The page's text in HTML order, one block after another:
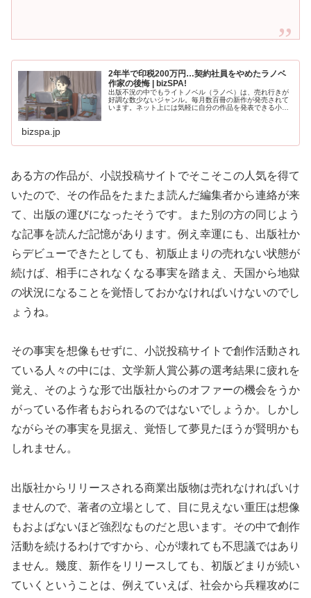
2年半で印税200万円…契約社員をやめたラノベ
作家の後悔 | bizSPA!
出版不況の中でもライトノベル（ラノベ）は、売れ行きが
好調な数少ないジャンル。毎月数百冊の新作が発売されて
います。ネット上には気軽に自分の作品を発表できる小説
bizspa.jp
ある方の作品が、小説投稿サイトでそこそこの人気を得て
いたので、その作品をたまたま読んだ編集者から連絡が来
て、出版の運びになったそうです。また別の方の同じよう
な記事を読んだ記憶があります。例え幸運にも、出版社か
らデビューできたとしても、初版止まりの売れない状態が
続けば、相手にされなくなる事実を踏まえ、天国から地獄
の状況になることを覚悟しておかなければいけないのでし
ょうね。
その事実を想像もせずに、小説投稿サイトで創作活動され
ている人々の中には、文学新人賞公募の選考結果に疲れを
覚え、そのような形で出版社からのオファーの機会をうか
がっている作者もおられるのではないでしょうか。しかし
ながらその事実を見据え、覚悟して夢見たほうが賢明かも
しれません。
出版社からリリースされる商業出版物は売れなければいけ
ませんので、著者の立場として、目に見えない重圧は想像
もおよばないほど強烈なものだと思います。その中で創作
活動を続けるわけですから、心が壊れても不思議ではあり
ません。幾度、新作をリリースしても、初版どまりが続い
ていくということは、例えていえば、社会から兵糧攻めに